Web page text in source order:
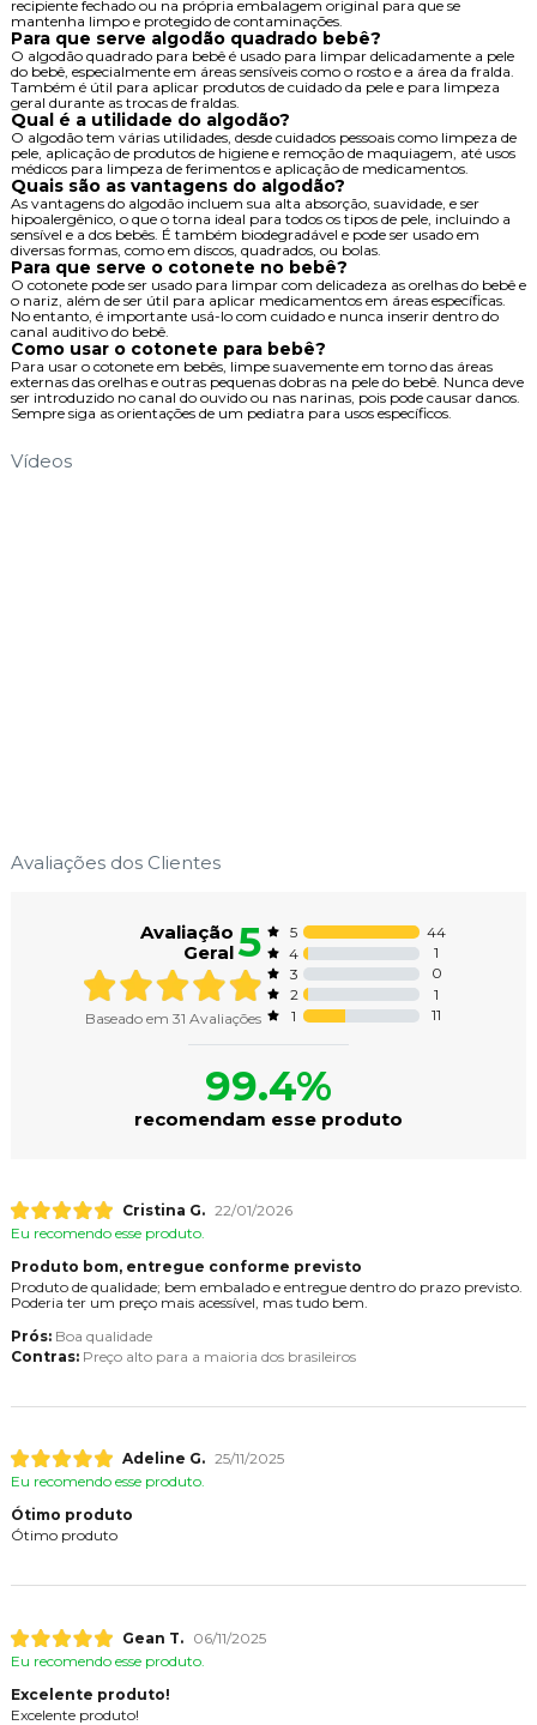
recipiente fechado ou na própria embalagem original para que se
mantenha limpo e protegido de contaminações.
Para que serve algodão quadrado bebê?
O algodão quadrado para bebê é usado para limpar delicadamente a pele
do bebê, especialmente em áreas sensíveis como o rosto e a área da fralda.
Também é útil para aplicar produtos de cuidado da pele e para limpeza
geral durante as trocas de fraldas.
Qual é a utilidade do algodão?
O algodão tem várias utilidades, desde cuidados pessoais como limpeza de
pele, aplicação de produtos de higiene e remoção de maquiagem, até usos
médicos para limpeza de ferimentos e aplicação de medicamentos.
Quais são as vantagens do algodão?
As vantagens do algodão incluem sua alta absorção, suavidade, e ser
hipoalergênico, o que o torna ideal para todos os tipos de pele, incluindo a
sensível e a dos bebês. É também biodegradável e pode ser usado em
diversas formas, como em discos, quadrados, ou bolas.
Para que serve o cotonete no bebê?
O cotonete pode ser usado para limpar com delicadeza as orelhas do bebê e
o nariz, além de ser útil para aplicar medicamentos em áreas específicas.
No entanto, é importante usá-lo com cuidado e nunca inserir dentro do
canal auditivo do bebê.
Como usar o cotonete para bebê?
Para usar o cotonete em bebês, limpe suavemente em torno das áreas
externas das orelhas e outras pequenas dobras na pele do bebê. Nunca deve
ser introduzido no canal do ouvido ou nas narinas, pois pode causar danos.
Sempre siga as orientações de um pediatra para usos específicos.
Vídeos
Avaliações dos Clientes
Avaliação
Geral5
Baseado em 31 Avaliações
5
44
4
1
3
0
2
1
1
11
99.4%
recomendam esse produto
Cristina G. 22/01/2026
Eu recomendo esse produto.
Produto bom, entregue conforme previsto
Produto de qualidade; bem embalado e entregue dentro do prazo previsto.
Poderia ter um preço mais acessível, mas tudo bem.
Prós: Boa qualidade
Contras: Preço alto para a maioria dos brasileiros
Adeline G. 25/11/2025
Eu recomendo esse produto.
Ótimo produto
Ótimo produto
Gean T.
06/11/2025
Eu recomendo esse produto.
Excelente produto!
Excelente produto!